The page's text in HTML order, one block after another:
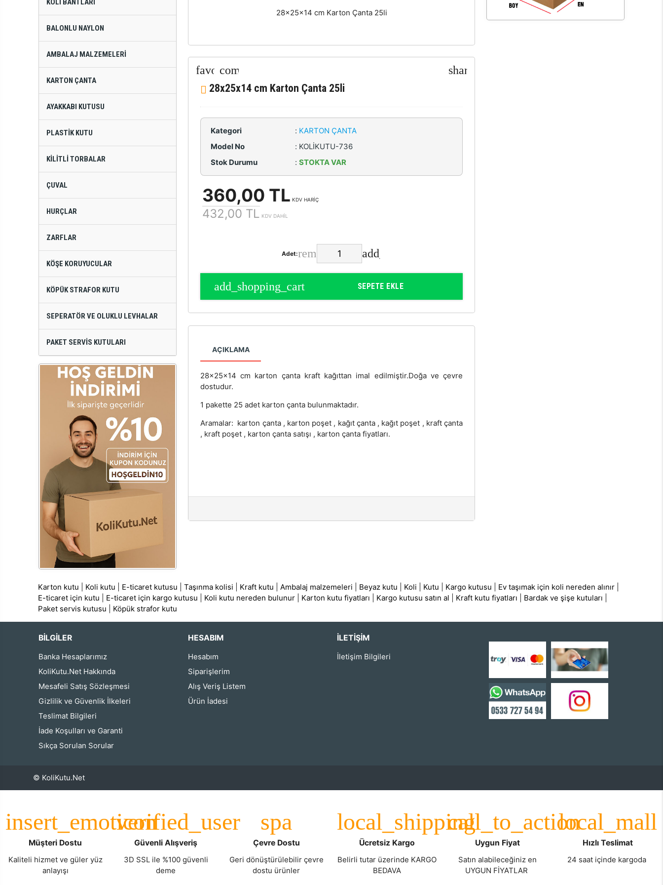
KOLI BANTLARI
BALONLU NAYLON
AMBALAJ MALZEMELERI
KARTON ÇANTA
AYAKKABI KUTUSU
PLASTIK KUTU
KILITLI TORBALAR
ÇUVAL
HURÇLAR
ZARFLAR
KÖŞE KORUYUCULAR
KÖPÜK STRAFOR KUTU
SEPERATÖR VE OLUKLU LEVHALAR
PAKET SERVIS KUTULARI
28x25x14 cm Karton Çanta 25li
28x25x14 cm Karton Çanta 25li
Kategori : KARTON ÇANTA
Model No
: KOLİKUTU-736
Stok Durumu
: STOKTA VAR
360,00 TL KDV HARİÇ
432,00 TL KDV DAHİL
Adet:
SEPETE EKLE
AÇIKLAMA
28x25x14 cm karton çanta kraft kağıttan imal edilmiştir.Doğa ve çevre
dostudur.
1 pakette 25 adet karton çanta bulunmaktadır.
Aramalar: karton çanta , karton poşet , kağıt çanta , kağıt poşet , kraft çanta
, kraft poşet , karton çanta satışı , karton çanta fiyatları.
Karton kutu Koli kutu E-ticaret kutusu |Taşınma kolisi Kraft kutu |Ambalaj malzemeleri Beyaz kutu Koli Kutu Kargo kutusu Ev taşımak için koli nereden alınır
E-ticaret için kutu
E-ticaret için kargo kutusu Koli kutu nereden bulunur Karton kutu fiyatları Kargo kutusu satın al Kraft kutu fiyatları Bardak ve şişe kutuları
Paket servis kutusu
Köpük strafor kutu
BİLGİLER
Banka Hesaplarımız
KoliKutu.Net Hakkında
Mesafeli Satış Sözleşmesi
Gizlilik ve Güvenlik İlkeleri
Teslimat Bilgileri
İade Koşulları ve Garanti
Sıkça Sorulan Sorular
HESABIM
Hesabım
Siparişlerim
Alış Veriş Listem
Ürün İadesi
İLETIŞIM
İletişim Bilgileri
© KoliKutu.Net
Müşteri Dostu
Kaliteli hizmet ve güler yüz
anlayışı
Güvenli Alışveriş
3D SSL ile %100 güvenli
deme
Çevre Dostu
Geri dönüştürülebilir çevre
dostu ürünler
Ücretsiz Kargo
Belirli tutar üzerinde KARGO
BEDAVA
Uygun Fiyat
Satın alabileceğiniz en
UYGUN FİYATLAR
Hızlı Teslimat
24 saat içinde kargoda